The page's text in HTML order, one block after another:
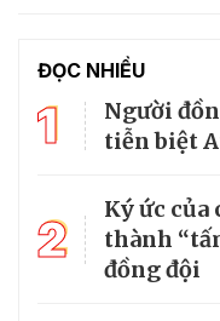
ĐỌC NHIỀU
1
Người
tiễn biệt
2
Ký ức
thành
đồng đội